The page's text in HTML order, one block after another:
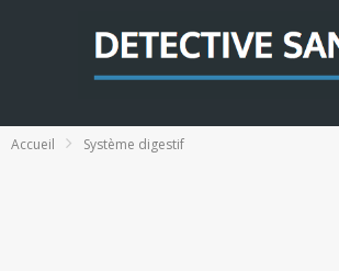
Accueil Système digestif